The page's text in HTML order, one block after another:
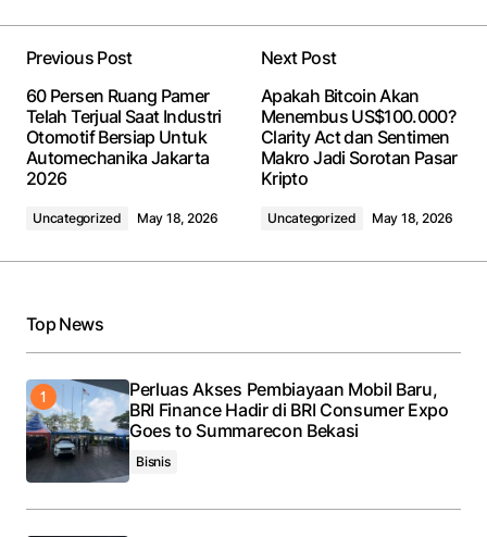
Previous Post
60 Persen Ruang Pamer
Telah Terjual Saat Industri
Otomotif Bersiap Untuk
Automechanika Jakarta
2026
Uncategorized May 18, 2026
Next Post
Apakah Bitcoin Akan
Menembus US$100.000?
Clarity Act dan Sentimen
Makro Jadi Sorotan Pasar
Kripto
Uncategorized May 18, 2026
Top News
Perluas Akses Pembiayaan Mobil Baru,
BRI Finance Hadir di BRI Consumer Expo
Goes to Summarecon Bekasi
Bisnis